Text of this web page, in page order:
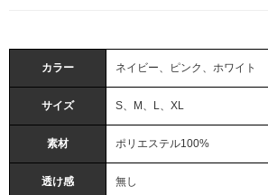
カラー ネイビー、ピンク、ホワイト
サイズ S、M、L、XL
素材 ポリエステル100%
透け感 無し